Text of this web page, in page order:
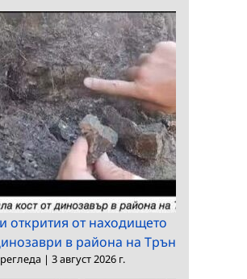
открития от находището
в района на Трън
| 3 август 2026 г.